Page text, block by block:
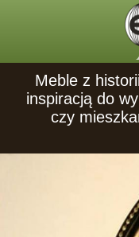
Meble z
inspiracją do
czy